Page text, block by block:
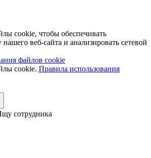
cookie, чтобы обеспечивать
веб-сайта и анализировать сетевой
файлов cookie
cookie. Правила использования
сотрудника